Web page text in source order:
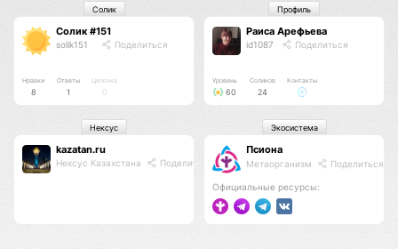
Солик #151
solik151 Поделиться
Нравки
8
Ответы
1
Цепочка
0
Солик
Раиса Арефьева
id1087 Поделиться
Уровень
60
Соликов
24
Контакты
Профиль
kazatan.ru
Нексус Казахстана Поделиться
Нексус
Псиона
Метаорганизм Поделиться
Официальные ресурсы:
Экосистема